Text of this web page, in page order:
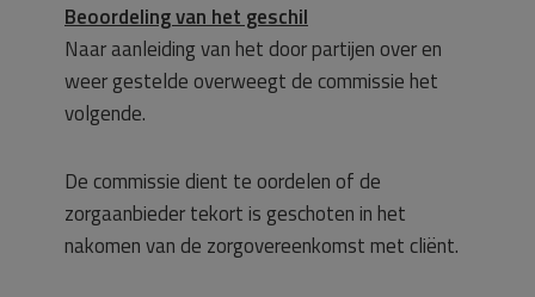
Beoordeling van het geschil
Naar aanleiding van het door partijen over en
weer gestelde overweegt de commissie het
volgende.
De commissie dient te oordelen of de
zorgaanbieder tekort is geschoten in het
nakomen van de zorgovereenkomst met cliënt.